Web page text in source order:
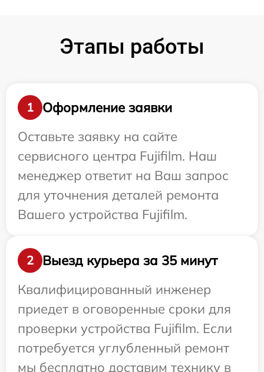
Этапы работы
1
Оформление заявки
Оставьте заявку на сайте
сервисного центра Fujifilm. Наш
менеджер ответит на Ваш запрос
для уточнения деталей ремонта
Вашего устройства Fujifilm.
2
Выезд курьера за 35 минут
Квалифицированный инженер
приедет в оговоренные сроки для
проверки устройства Fujifilm. Если
потребуется углубленный ремонт
мы бесплатно доставим технику в